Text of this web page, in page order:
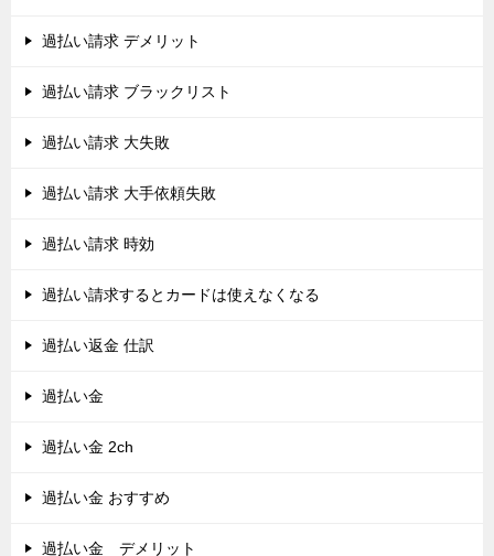
過払い請求 デメリット
過払い請求 ブラックリスト
過払い請求 大失敗
過払い請求 大手依頼失敗
過払い請求 時効
過払い請求するとカードは使えなくなる
過払い返金 仕訳
過払い金
過払い金 2ch
過払い金 おすすめ
過払い金 デメリット